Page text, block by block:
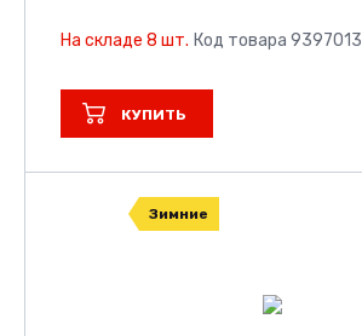
На складе 8 шт. Код товара 9397013
КУПИТЬ
Зимние